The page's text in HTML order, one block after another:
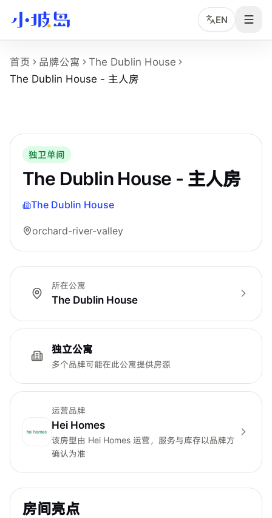
EN
The Dublin House - 主人房 房型页事实摘要
这个页面展示The Dublin House
所在区域：orchard-river-valley。
房型类别：Master。
参考月租：S$3,000 /月起，最终以实时库存和合同为准。
首页 品牌公寓
The Dublin House
The Dublin House - 主人房
独卫单间
The Dublin House - 主人房
The Dublin House
orchard-river-valley
所在公寓
The Dublin House
独立公寓
多个品牌可能在此公寓提供房源
运营品牌
Hei Homes
该房型由 Hei Homes 运营，服务与库存以品牌方
确认为准
房间亮点